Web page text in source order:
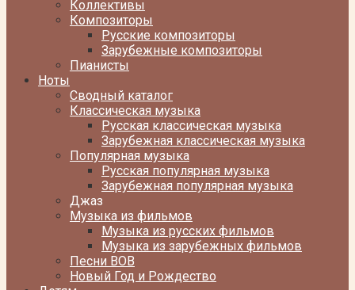
Коллективы
Композиторы
Русские композиторы
Зарубежные композиторы
Пианисты
Ноты
Сводный каталог
Классическая музыка
Русская классическая музыка
Зарубежная классическая музыка
Популярная музыка
Русская популярная музыка
Зарубежная популярная музыка
Джаз
Музыка из фильмов
Музыка из русских фильмов
Музыка из зарубежных фильмов
Песни ВОВ
Новый Год и Рождество